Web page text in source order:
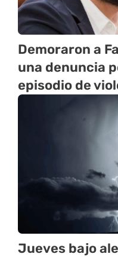
Demoraron a
una denuncia
episodio de
Jueves bajo